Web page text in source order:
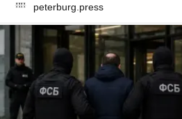
peterburg.press